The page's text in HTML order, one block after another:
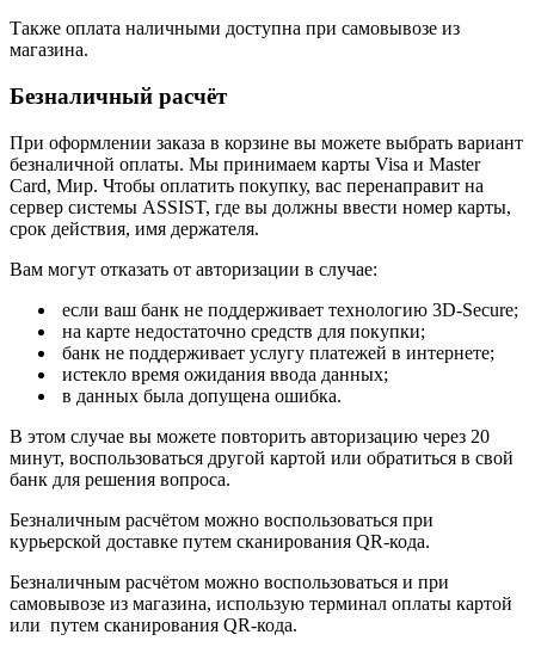
Также оплата наличными доступна при самовывозе из
магазина.
Безналичный расчёт
При оформлении заказа в корзине вы можете выбрать вариант
безналичной оплаты. Мы принимаем карты Visa и Master
Card, Мир. Чтобы оплатить покупку, вас перенаправит на
сервер системы ASSIST, где вы должны ввести номер карты,
срок действия, имя держателя.
Вам могут отказать от авторизации в случае:
если ваш банк не поддерживает технологию 3D-Secure;
на карте недостаточно средств для покупки;
банк не поддерживает услугу платежей в интернете;
истекло время ожидания ввода данных;
в данных была допущена ошибка.
В этом случае вы можете повторить авторизацию через 20
минут, воспользоваться другой картой или обратиться в свой
банк для решения вопроса.
Безналичным расчётом можно воспользоваться при
курьерской доставке путем сканирования QR-кода.
Безналичным расчётом можно воспользоваться и при
самовывозе из магазина, использую терминал оплаты картой
или путем сканирования QR-кода.